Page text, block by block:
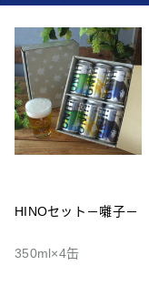
HINOセット－囃子－
350ml×4缶